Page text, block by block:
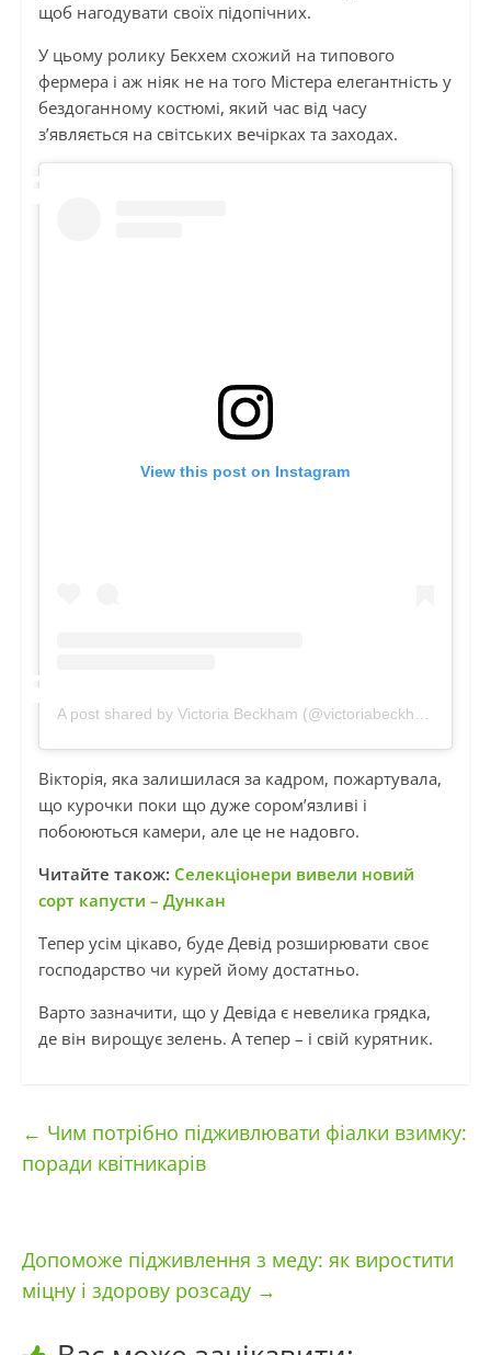
щоб нагодувати своїх підопічних.
У цьому ролику Бекхем схожий на типового
фермера і аж ніяк не на того Містера елегантність у
бездоганному костюмі, який час від часу
з’являється на світських вечірках та заходах.
View this post on Instagram
A post shared by Victoria Beckham (@victoriabeckham)
Вікторія, яка залишилася за кадром, пожартувала,
що курочки поки що дуже сором’язливі і
побоюються камери, але це не надовго.
Читайте також: Селекціонери вивели новий
сорт капусти – Дункан
Тепер усім цікаво, буде Девід розширювати своє
господарство чи курей йому достатньо.
Варто зазначити, що у Девіда є невелика грядка,
де він вирощує зелень. А тепер – і свій курятник.
← Чим потрібно підживлювати фіалки взимку:
поради квітникарів
Допоможе підживлення з меду: як виростити
міцну і здорову розсаду →